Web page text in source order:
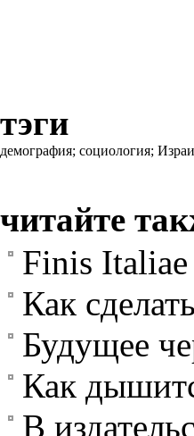
тэги
демография; социология;
читайте
Finis Italiae
Как
Будущее
Как
В